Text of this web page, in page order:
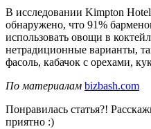
В исследовании Kimpton
обнаружено, что 91%
использовать овощи в
нетрадиционные варианты,
фасоль, кабачок с орехами,
По материалам bizbash.com
Понравилась статья?!
приятно :)